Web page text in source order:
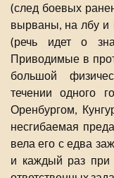
(след боевых
вырваны, на лбу и
(речь идет о
Приводимые в
большой
течении одного
Оренбургом,
несгибаемая
вела его с едва
и каждый раз при